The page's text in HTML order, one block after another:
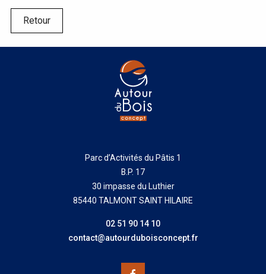
Retour
Parc d’Activités du Pâtis 1
B.P. 17
30 impasse du Luthier
85440 TALMONT SAINT HILAIRE
02 51 90 14 10
contact@autourduboisconcept.fr